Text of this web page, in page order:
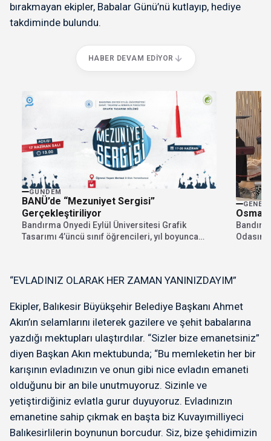
bırakmayan ekipler, Babalar Günü’nü kutlayıp, hediye
takdiminde bulundu.
HABER DEVAM EDIYOR
GÜNDEM
BANÜ’de “Mezuniyet Sergisi”
Gerçekleştiriliyor
Bandırma Onyedi Eylül Üniversitesi Grafik
Tasarımı 4’üncü sınıf öğrencileri, yıl boyunca
GENEL
“EVLADINIZ OLARAK HER ZAMAN YANINIZDAYIM”
Ekipler, Balıkesir Büyükşehir Belediye Başkanı Ahmet
Akın’ın selamlarını ileterek gazilere ve şehit babalarına
yazdığı mektupları ulaştırdılar. “Sizler bize emanetsiniz”
diyen Başkan Akın mektubunda; “Bu memleketin her bir
karışının evladınızın ve onun gibi nice evladın emaneti
olduğunu bir an bile unutmuyoruz. Sizinle ve
yetiştirdiğiniz evlatla gurur duyuyoruz. Evladınızın
emanetine sahip çıkmak en başta biz Kuvayımilliyeci
Balıkesirlilerin boynunun borcudur. Siz, bize şehidimizin